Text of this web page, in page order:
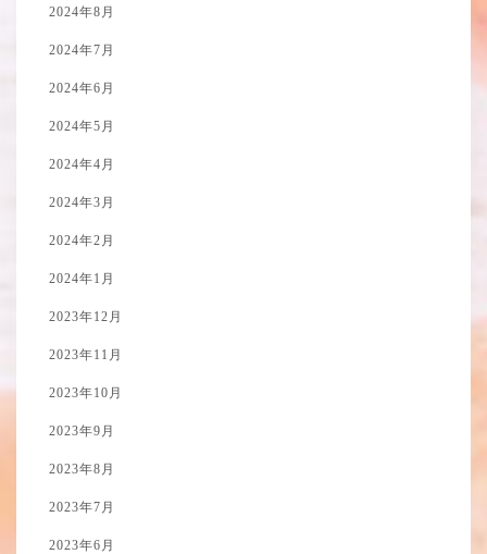
2024年8月
2024年7月
2024年6月
2024年5月
2024年4月
2024年3月
2024年2月
2024年1月
2023年12月
2023年11月
2023年10月
2023年9月
2023年8月
2023年7月
2023年6月